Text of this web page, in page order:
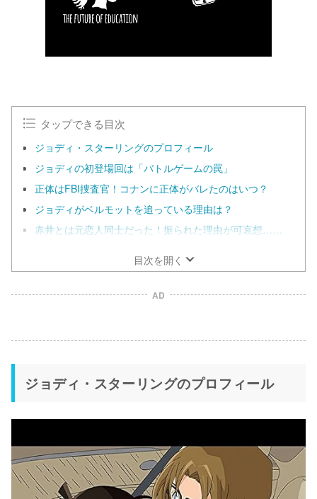
タップできる目次
ジョディ・スターリングのプロフィール
ジョディの初登場回は「バトルゲームの罠」
正体はFBI捜査官！コナンに正体がバレたのはいつ？
ジョディがベルモットを追っている理由は？
赤井とは元恋人同士だった！振られた理由が可哀想……
目次を開く
AD
ジョディ・スターリングのプロフィール